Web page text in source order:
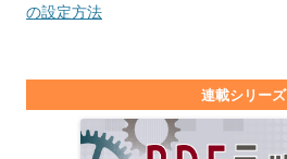
の設定方法
連載シリーズ